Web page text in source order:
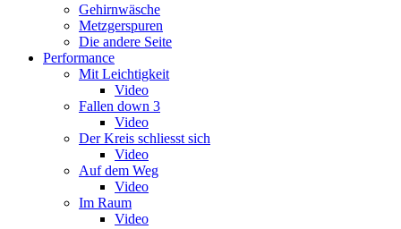
Gehirnwäsche
Metzgerspuren
Die andere Seite
Performance
Mit Leichtigkeit
Video
Fallen down 3
Video
Der Kreis schliesst sich
Video
Auf dem Weg
Video
Im Raum
Video